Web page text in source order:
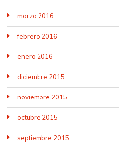
marzo 2016
febrero 2016
enero 2016
diciembre 2015
noviembre 2015
octubre 2015
septiembre 2015